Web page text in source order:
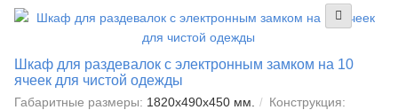
Шкаф для раздевалок с электронным замком на 10
ячеек для чистой одежды
Габаритные размеры: 1820x490x450 мм.
Конструкция: